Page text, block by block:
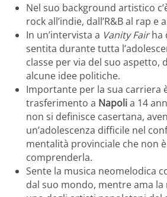
Nel suo background artistico
rock all’indie, dall’R&B al rap e
In un’intervista a Vanity Fairha
sentita durante tutta
classe per via del suo aspetto,
alcune idee politiche.
Importante per la sua carriera
trasferimento a Napolia 14
non si definisce casertana,
un’adolescenza difficile nel
mentalità provinciale che non
comprenderla.
Sente la musica neomelodica
dal suo mondo, mentre ama